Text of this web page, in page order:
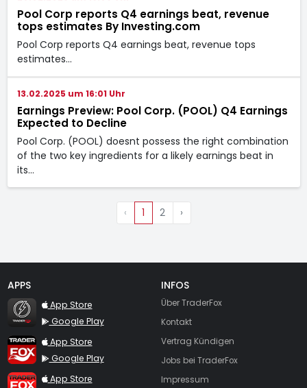
Pool Corp reports Q4 earnings beat, revenue
tops estimates By Investing.com
Pool Corp reports Q4 earnings beat, revenue tops
estimates…
13.02.2025 um 16:01 Uhr
Earnings Preview: Pool Corp. (POOL) Q4 Earnings
Expected to Decline
Pool Corp. (POOL) doesnt possess the right combination
of the two key ingredients for a likely earnings beat in
its…
‹ 1 2 ›
APPS
TraderFox Flash
App Store
Google Play
TraderFox App
App Store
Google Play
TraderFox Pro
App Store
INFOS
Über TraderFox
Kontakt
Vertrag Kündigen
Jobs bei TraderFox
Impressum